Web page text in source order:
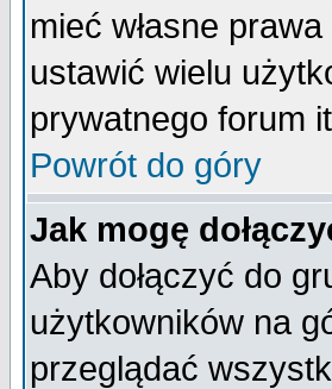
mieć własne
ustawić wielu
prywatnego forum
Powrót do góry
Jak mogę
Aby dołączyć do
użytkowników na
przeglądać